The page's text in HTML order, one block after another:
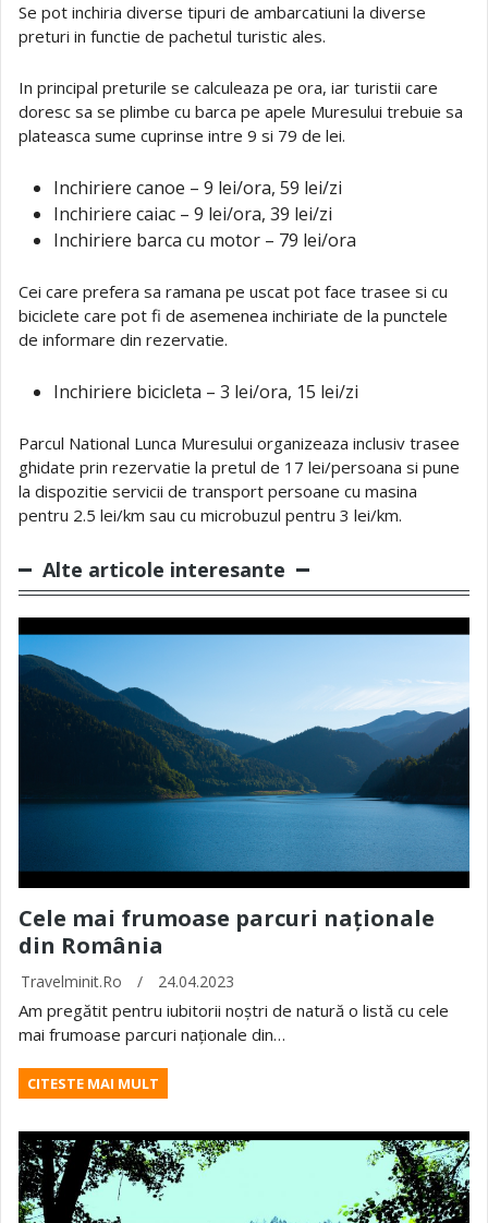
Se pot inchiria diverse tipuri de ambarcatiuni la diverse
preturi in functie de pachetul turistic ales.
In principal preturile se calculeaza pe ora, iar turistii care
doresc sa se plimbe cu barca pe apele Muresului trebuie sa
plateasca sume cuprinse intre 9 si 79 de lei.
Inchiriere canoe – 9 lei/ora, 59 lei/zi
Inchiriere caiac – 9 lei/ora, 39 lei/zi
Inchiriere barca cu motor – 79 lei/ora
Cei care prefera sa ramana pe uscat pot face trasee si cu
biciclete care pot fi de asemenea inchiriate de la punctele
de informare din rezervatie.
Inchiriere bicicleta – 3 lei/ora, 15 lei/zi
Parcul National Lunca Muresului organizeaza inclusiv trasee
ghidate prin rezervatie la pretul de 17 lei/persoana si pune
la dispozitie servicii de transport persoane cu masina
pentru 2.5 lei/km sau cu microbuzul pentru 3 lei/km.
Alte articole interesante
Cele mai frumoase parcuri naționale
din România
Travelminit.ro / 24.04.2023
Am pregătit pentru iubitorii noștri de natură o listă cu cele
mai frumoase parcuri naționale din…
CITESTE MAI MULT